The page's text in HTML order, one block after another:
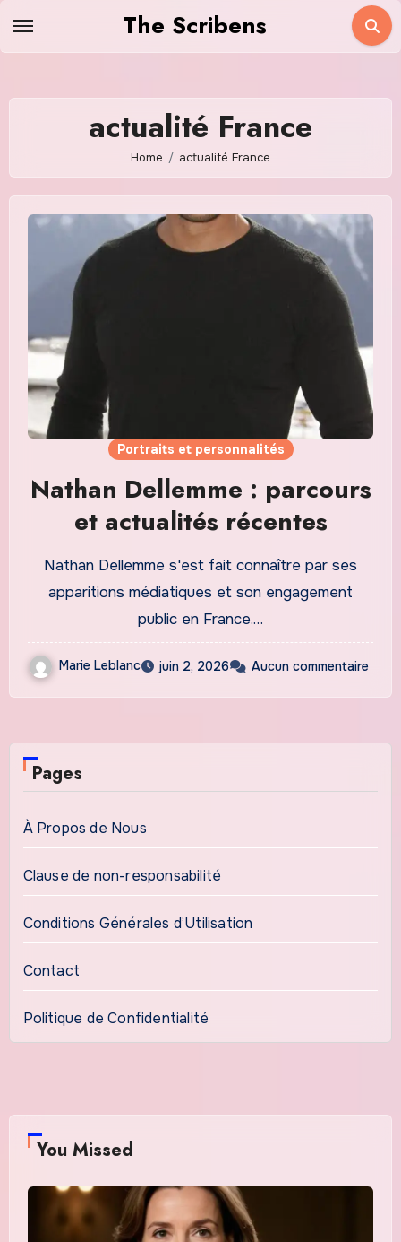
The Scribens
actualité France
Home actualité France
Portraits et personnalités
Nathan Dellemme : parcours
et actualités récentes
Nathan Dellemme s'est fait connaître par ses
apparitions médiatiques et son engagement
public en France.…
Marie Leblanc juin 2, 2026 Aucun commentaire
Pages
À Propos de Nous
Clause de non-responsabilité
Conditions Générales d’Utilisation
Contact
Politique de Confidentialité
You Missed